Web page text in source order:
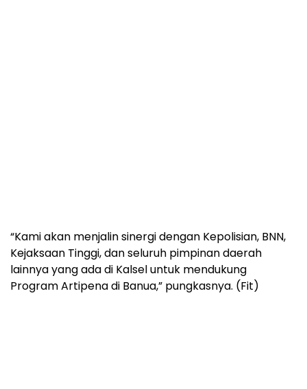
“Kami akan menjalin sinergi dengan Kepolisian, BNN,
Kejaksaan Tinggi, dan seluruh pimpinan daerah
lainnya yang ada di Kalsel untuk mendukung
Program Artipena di Banua,” pungkasnya. (Fit)